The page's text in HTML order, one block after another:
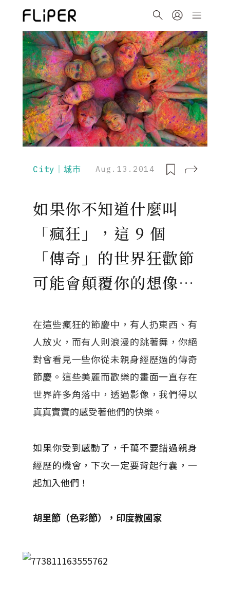
City｜城市 Aug.13.2014
如果你不知道什麼叫
「瘋狂」，這 9 個
「傳奇」的世界狂歡節
可能會顛覆你的想像…
在這些瘋狂的節慶中，有人扔東西、有
人放火，而有人則浪漫的跳著舞，你絕
對會看見一些你從未親身經歷過的傳奇
節慶。這些美麗而歡樂的畫面一直存在
世界許多角落中，透過影像，我們得以
真真實實的感受著他們的快樂。
如果你受到感動了，千萬不要錯過親身
經歷的機會，下次一定要背起行囊，一
起加入他們！
胡里節（色彩節），印度教國家